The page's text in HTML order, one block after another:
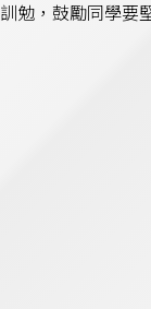
勉，鼓勵同學要